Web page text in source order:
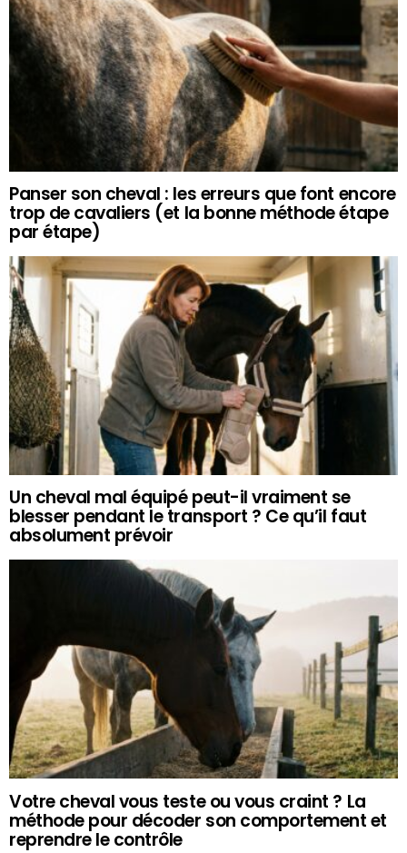
Panser son cheval : les erreurs que font encore
trop de cavaliers (et la bonne méthode étape
par étape)
Un cheval mal équipé peut-il vraiment se
blesser pendant le transport ? Ce qu’il faut
absolument prévoir
Votre cheval vous teste ou vous craint ? La
méthode pour décoder son comportement et
reprendre le contrôle